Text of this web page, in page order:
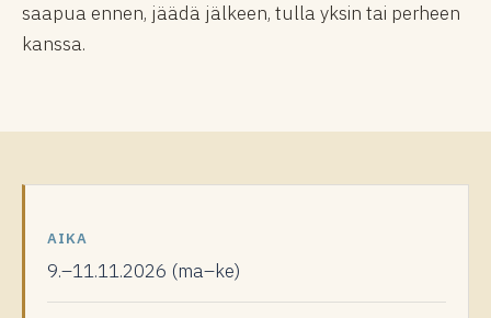
saapua ennen, jäädä jälkeen, tulla yksin tai perheen
kanssa.
AIKA
9.–11.11.2026 (ma–ke)